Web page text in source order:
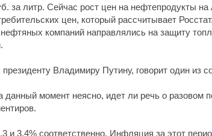
за литр. Сейчас рост цен на нефтепродукты
цен, который рассчитывает
компаний направлялись на защиту
Владимиру Путину, говорит один из
момент неясно, идет ли речь о разовом
и 3,4% соответственно. Инфляция за этот